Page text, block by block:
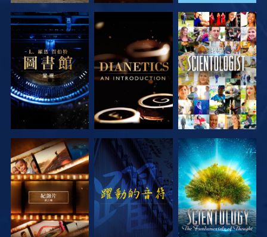
探索系列節目 探索系列節目 觀看
探索系列節目 觀看 探索系列節目